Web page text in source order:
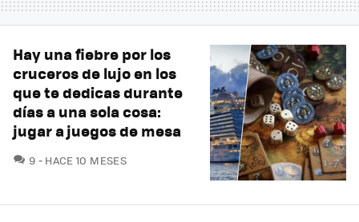
Hay una fiebre por los
cruceros de lujo en los
que te dedicas durante
días a una sola cosa:
jugar a juegos de mesa
9 COMENTARIOS
HACE 10 MESES